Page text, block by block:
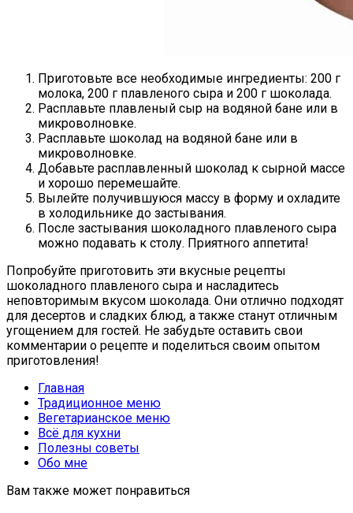
Приготовьте все необходимые ингредиенты: 200 г
молока, 200 г плавленого сыра и 200 г шоколада.
Расплавьте плавленый сыр на водяной бане или в
микроволновке.
Расплавьте шоколад на водяной бане или в
микроволновке.
Добавьте расплавленный шоколад к сырной массе
и хорошо перемешайте.
Вылейте получившуюся массу в форму и охладите
в холодильнике до застывания.
После застывания шоколадного плавленого сыра
можно подавать к столу. Приятного аппетита!
Попробуйте приготовить эти вкусные рецепты
шоколадного плавленого сыра и насладитесь
неповторимым вкусом шоколада. Они отлично подходят
для десертов и сладких блюд, а также станут отличным
угощением для гостей. Не забудьте оставить свои
комментарии о рецепте и поделиться своим опытом
приготовления!
Главная
Традиционное меню
Вегетарианское меню
Всё для кухни
Полезны советы
Обо мне
Вам также может понравиться